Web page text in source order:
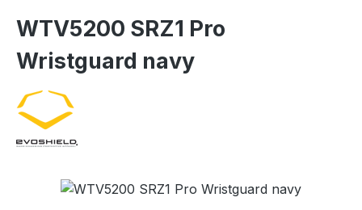
WTV5200 SRZ1 Pro
Wristguard navy
Bildergalerie überspringen